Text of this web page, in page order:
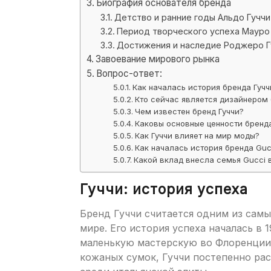
Биография основателя бренда
Детство и ранние годы Альдо Гуччи
Период творческого успеха Мауро
Достижения и наследие Роджеро
Завоевание мирового рынка
Вопрос-ответ:
Как началась история бренда
Кто сейчас является дизайнером
Чем известен бренд Гуччи?
Каковы основные ценности
Как Гуччи влияет на мир моды?
Как началась история бренда
Какой вклад внесла семья Gucci
Гуччи: история успеха
Бренд Гуччи считается одним из
мире. Его история успеха началась в
маленькую мастерскую во
кожаных сумок, Гуччи постепенно